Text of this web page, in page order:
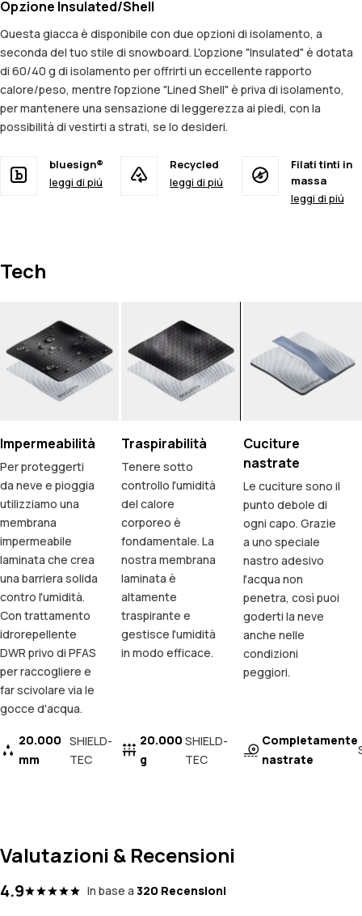
Opzione Insulated/Shell
Questa giacca è disponibile con due opzioni di isolamento, a
seconda del tuo stile di snowboard. L'opzione "Insulated" è dotata
di 60/40 g di isolamento per offrirti un eccellente rapporto
calore/peso, mentre l'opzione "Lined Shell" è priva di isolamento,
per mantenere una sensazione di leggerezza ai piedi, con la
possibilità di vestirti a strati, se lo desideri.
bluesign®
leggi di piú
Recycled
leggi di piú
Filati tinti in
massa
leggi di piú
Tech
Impermeabilità
Per proteggerti
da neve e pioggia
utilizziamo una
membrana
impermeabile
laminata che crea
una barriera solida
contro l'umidità.
Con trattamento
idrorepellente
DWR privo di PFAS
per raccogliere e
far scivolare via le
gocce d'acqua.
20.000
mm
SHIELD-
TEC
Traspirabilità
Tenere sotto
controllo l'umidità
del calore
corporeo è
fondamentale. La
nostra membrana
laminata è
altamente
traspirante e
gestisce l'umidità
in modo efficace.
20.000
g
SHIELD-
TEC
Cuciture
nastrate
Le cuciture sono il
punto debole di
ogni capo. Grazie
a uno speciale
nastro adesivo
l'acqua non
penetra, così puoi
goderti la neve
anche nelle
condizioni
peggiori.
Completamente
nastrate
Valutazioni & Recensioni
4.9 In base a 320 Recensioni